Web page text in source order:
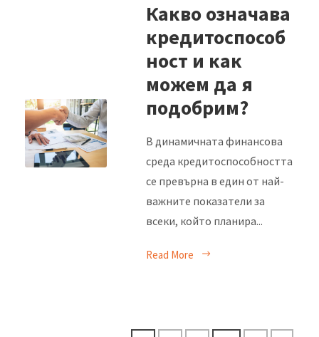
Какво означава
кредитоспособ
ност и как
можем да я
подобрим?
В динамичната финансова
среда кредитоспособността
се превърна в един от най-
важните показатели за
всеки, който планира...
Read More